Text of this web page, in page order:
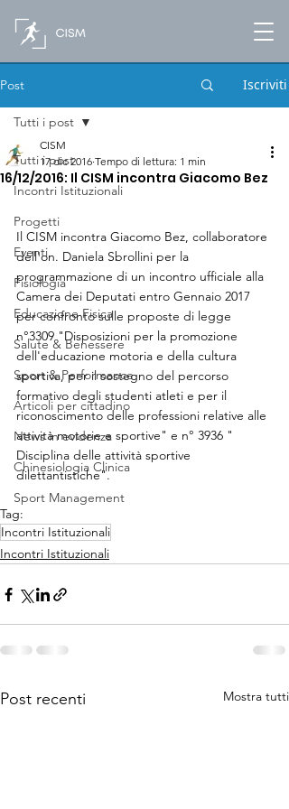
Post Iscriviti
Tutti i post
Incontri Istituzionali
Progetti
Eventi
Fisiologia
Educazione Fisica
Salute & Benessere
Sport & Performance
Articoli per cittadino
News in evidenza
Chinesiologia Clinica
Sport Management
Tutti i post
16/12/2016: Il CISM incontra Giacomo Bez
CISM
17 dic 2016 Tempo di lettura: 1 min
Il CISM incontra Giacomo Bez, collaboratore
dell'on. Daniela Sbrollini per la
programmazione di un incontro ufficiale alla
Camera dei Deputati entro Gennaio 2017
per confronto sulle proposte di legge
n°3309 "Disposizioni per la promozione
dell'educazione motoria e della cultura
sportiva, per il sostegno del percorso
formativo degli studenti atleti e per il
riconoscimento delle professioni relative alle
attività motorie e sportive" e n° 3936 "
Disciplina delle attività sportive
dilettantistiche".
Tag:
Incontri Istituzionali
Incontri Istituzionali
Post recenti Mostra tutti